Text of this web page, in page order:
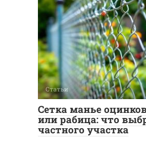
Статьи
Сетка манье
или рабица: что
частного участка